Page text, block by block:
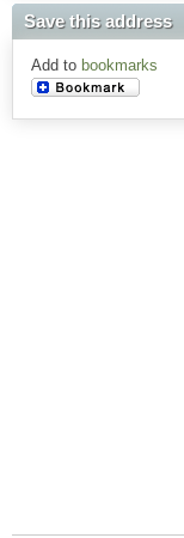
Save this address
Add to bookmarks